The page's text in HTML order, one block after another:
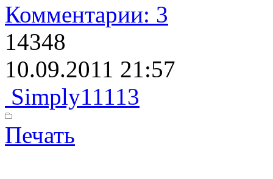
Комментарии: 3
14348
10.09.2011 21:57
Simply11113
Печать